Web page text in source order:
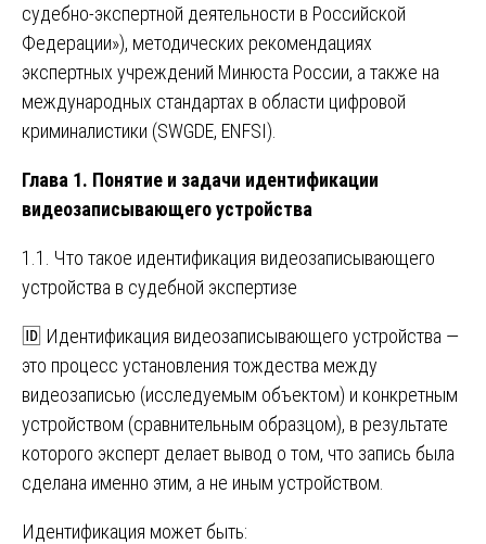
судебно-экспертной деятельности в Российской
Федерации»), методических рекомендациях
экспертных учреждений Минюста России, а также на
международных стандартах в области цифровой
криминалистики (SWGDE, ENFSI).
Глава 1. Понятие и задачи идентификации
видеозаписывающего устройства
1.1. Что такое идентификация видеозаписывающего
устройства в судебной экспертизе
🆔 Идентификация видеозаписывающего устройства —
это процесс установления тождества между
видеозаписью (исследуемым объектом) и конкретным
устройством (сравнительным образцом), в результате
которого эксперт делает вывод о том, что запись была
сделана именно этим, а не иным устройством.
Идентификация может быть: